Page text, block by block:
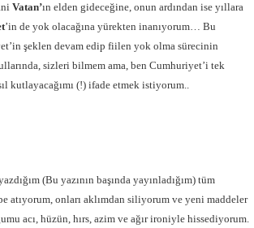
Vatan’ın elden gideceğine, onun ardından ise yıllara
’in de yok olacağına yürekten inanıyorum… Bu
şeklen devam edip fiilen yok olma sürecinin
sizleri bilmem ama, ben Cumhuriyet’i tek
kutlayacağımı (!) ifade etmek istiyorum..
(Bu yazının başında yayınladığım) tüm
atıyorum, onları aklımdan siliyorum ve yeni maddeler
acı, hüzün, hırs, azim ve ağır ironiyle hissediyorum.